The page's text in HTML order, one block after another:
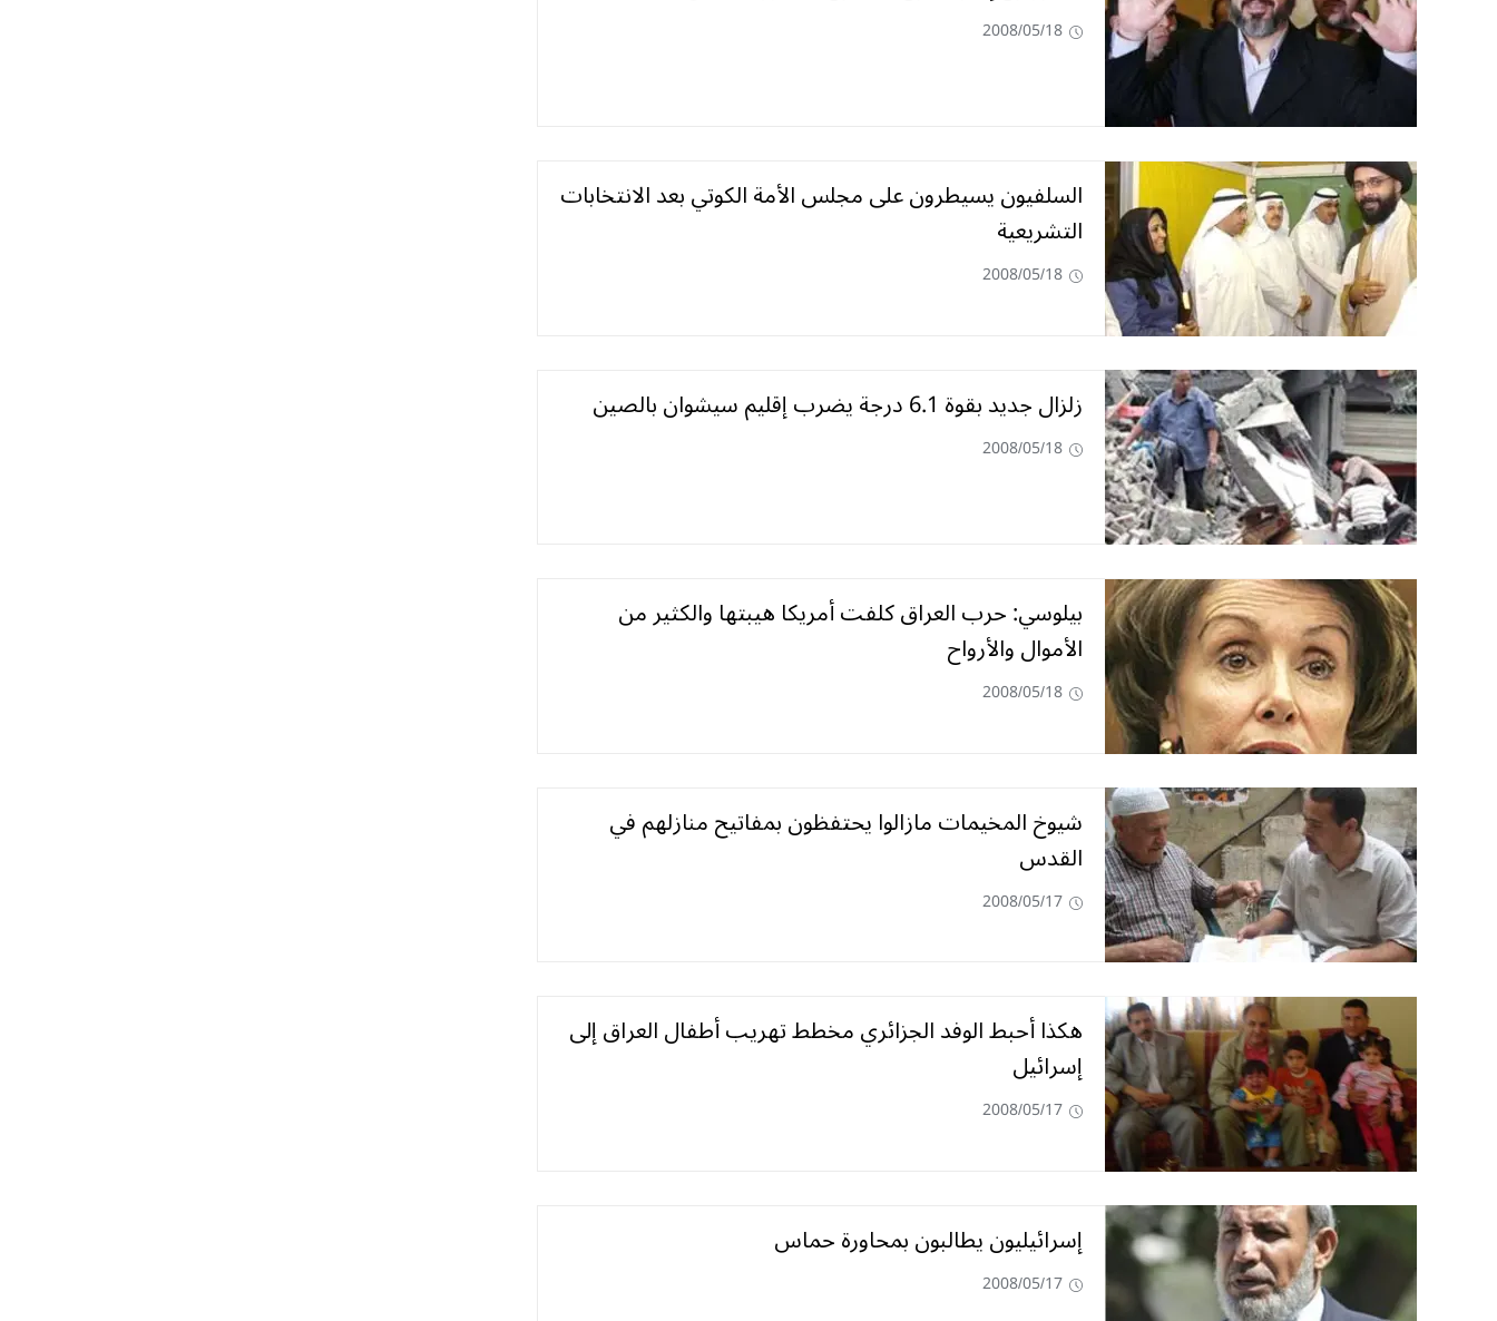
2008/05/18
السلفيون يسيطرون على مجلس الأمة الكوتي بعد الانتخابات
التشريعية
2008/05/18
زلزال جديد بقوة 6.1 درجة يضرب إقليم سيشوان بالصين
2008/05/18
بيلوسي: حرب العراق كلفت أمريكا هيبتها والكثير من
الأموال والأرواح
2008/05/18
شيوخ المخيمات مازالوا يحتفظون بمفاتيح منازلهم في
القدس
2008/05/17
هكذا أحبط الوفد الجزائري مخطط تهريب أطفال العراق إلى
إسرائيل
2008/05/17
إسرائيليون يطالبون بمحاورة حماس
2008/05/17